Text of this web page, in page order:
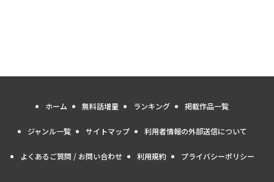
ホーム 無料話増量 ランキング 掲載作品一覧
ジャンル一覧 サイトマップ 利用者情報の外部送信について
よくあるご質問 / お問い合わせ 利用規約 プライバシーポリシー